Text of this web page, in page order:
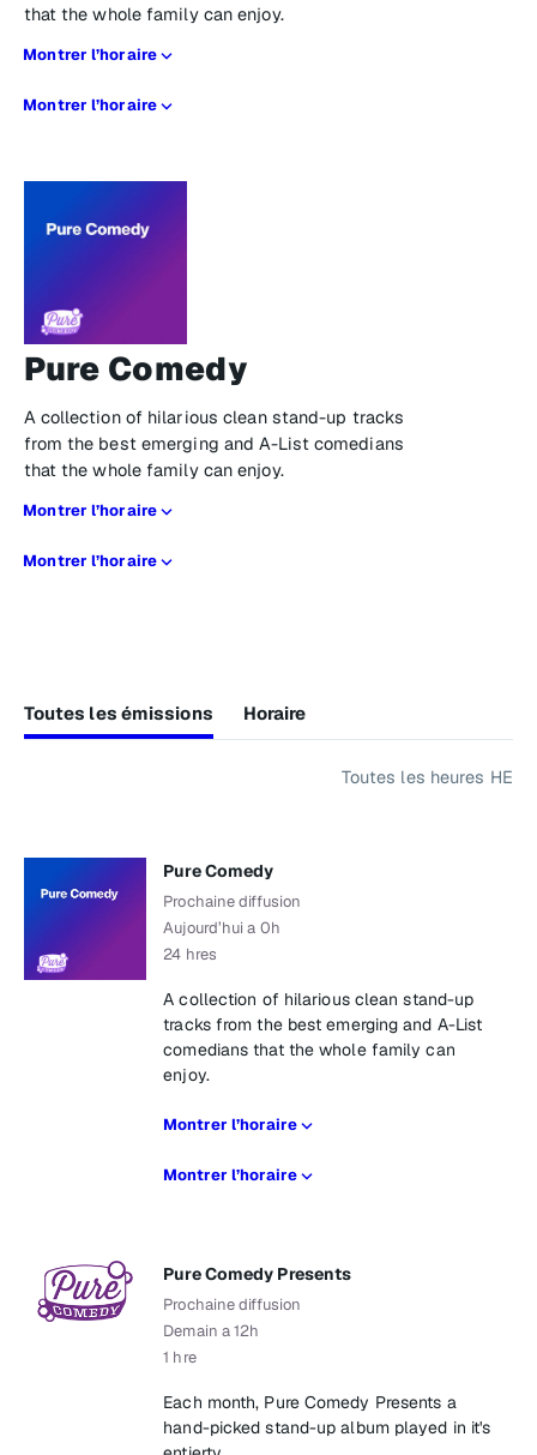
that the whole family can enjoy.
Montrer l’horaire
Montrer l’horaire
Pure Comedy
A collection of hilarious clean stand-up tracks
from the best emerging and A-List comedians
that the whole family can enjoy.
Montrer l’horaire
Montrer l’horaire
Toutes les émissions Horaire
Toutes les heures HE
Pure Comedy
Prochaine diffusion
Aujourd’hui a 0h
24 hres
A collection of hilarious clean stand-up
tracks from the best emerging and A-List
comedians that the whole family can
enjoy.
Montrer l’horaire
Montrer l’horaire
Pure Comedy Presents
Prochaine diffusion
Demain a 12h
1 hre
Each month, Pure Comedy Presents a
hand-picked stand-up album played in it's